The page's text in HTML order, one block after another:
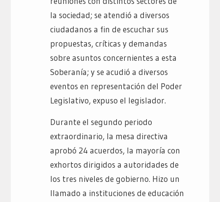
la sociedad; se atendió a diversos
ciudadanos a fin de escuchar sus
propuestas, críticas y demandas
sobre asuntos concernientes a esta
Soberanía; y se acudió a diversos
eventos en representación del Poder
Legislativo, expuso el legislador.
Durante el segundo periodo
extraordinario, la mesa directiva
aprobó 24 acuerdos, la mayoría con
exhortos dirigidos a autoridades de
los tres niveles de gobierno. Hizo un
llamado a instituciones de educación